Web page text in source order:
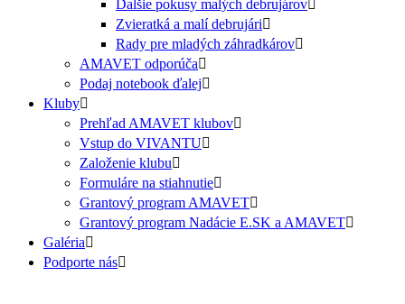
Ďalšie pokusy malých debrujárov
Zvieratká a malí debrujári
Rady pre mladých záhradkárov
AMAVET odporúča
Podaj notebook ďalej
Kluby
Prehľad AMAVET klubov
Vstup do VIVANTU
Založenie klubu
Formuláre na stiahnutie
Grantový program AMAVET
Grantový program Nadácie E.SK a AMAVET
Galéria
Podporte nás